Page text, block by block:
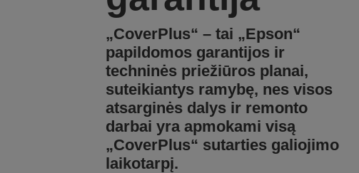
„CoverPlus“ – tai „Epson“
papildomos garantijos ir
techninės priežiūros planai,
suteikiantys ramybę, nes visos
atsarginės dalys ir remonto
darbai yra apmokami visą
„CoverPlus“ sutarties galiojimo
laikotarpį.